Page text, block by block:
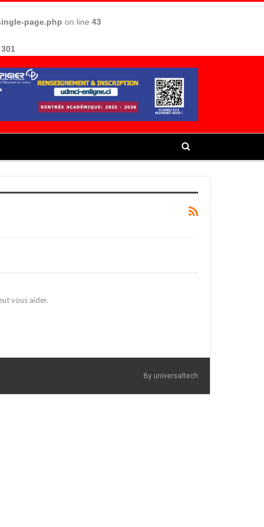
page.php on line 43
301
vous aider.
By universaltech